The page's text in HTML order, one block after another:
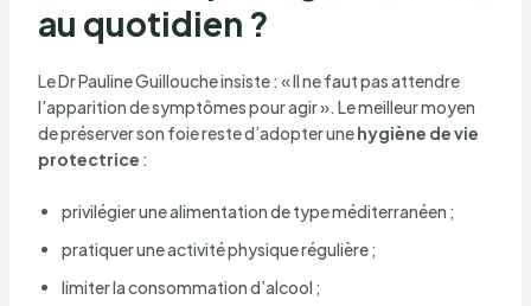
au quotidien ?
Le Dr Pauline Guillouche insiste : « Il ne faut pas attendre
l’apparition de symptômes pour agir ». Le meilleur moyen
de préserver son foie reste d’adopter unehygiène de vie
protectrice :
privilégier une alimentation de type méditerranéen ;
pratiquer une activité physique régulière ;
limiter la consommation d’alcool ;